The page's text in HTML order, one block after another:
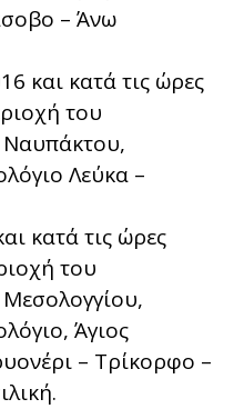
– Άνω
και κατά τις ώρες
του
Λεύκα –
κατά τις ώρες
του
Άγιος
– Τρίκορφο –